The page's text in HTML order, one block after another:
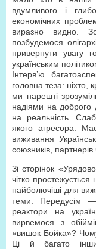
вдумливого і
економічних
виразно видно.
позбудемося
привернути увагу
українським
Інтерв’ю
головна теза: ніхто,
ми нарешті
надіями на доброго
на реальність.
якого агресора.
виживання
союзників,
Зі сторінок
чітко
найболючіші для
теми. Передусім —
реактори на
вирвемося з
«вишок Бойка»?
Ці й багато